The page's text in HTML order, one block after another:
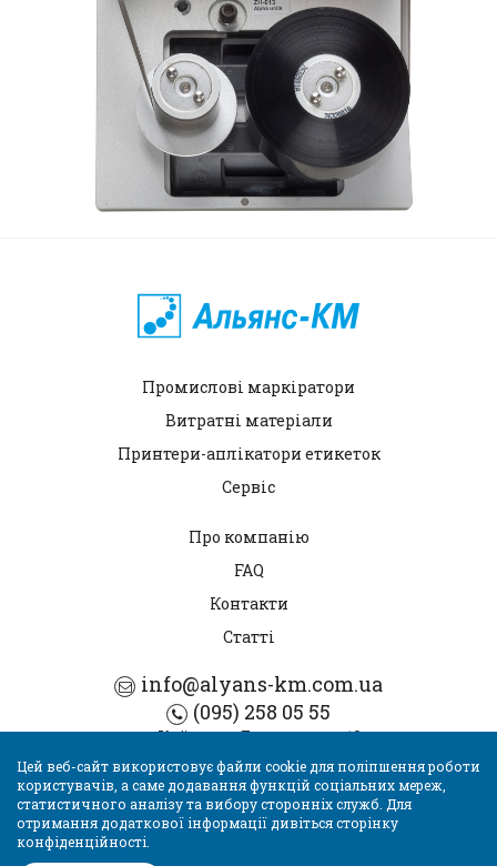
Промислові маркіратори
Витратні матеріали
Принтери-аплікатори етикеток
Сервіс
Про компанію
FAQ
Контакти
Статті
info@alyans-km.com.ua
(095) 258 05 55
м. Київ, вул. Блакитного, 13
© 1996 - 2026 Компанія "Альянс - КМ"
Сайт розроблений та підтримується компанією
WeCanDoWeb
Цей веб-сайт використовує файли cookie для поліпшення роботи
користувачів, а саме додавання функцій соціальних мереж,
статистичного аналізу та вибору сторонніх служб. Для
отримання додаткової інформації дивіться сторінку
конфіденційності.